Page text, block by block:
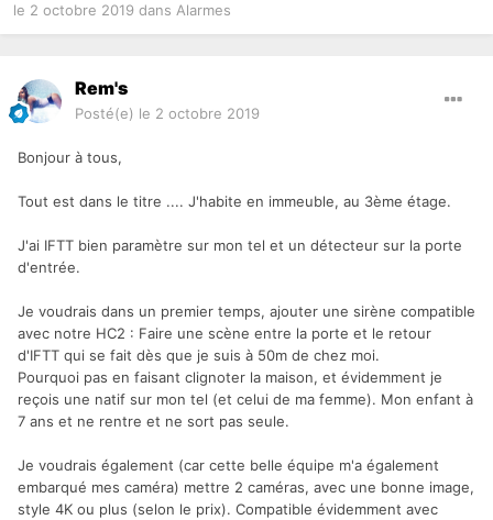
le 2 octobre 2019 dans Alarmes
Rem's
Posté(e) le 2 octobre 2019
Bonjour à tous,
Tout est dans le titre .... J'habite en immeuble, au 3ème étage.
J'ai IFTT bien paramètre sur mon tel et un détecteur sur la porte
d'entrée.
Je voudrais dans un premier temps, ajouter une sirène compatible
avec notre HC2 : Faire une scène entre la porte et le retour
d'IFTT qui se fait dès que je suis à 50m de chez moi.
Pourquoi pas en faisant clignoter la maison, et évidemment je
reçois une natif sur mon tel (et celui de ma femme). Mon enfant à
7 ans et ne rentre et ne sort pas seule.
Je voudrais également (car cette belle équipe m'a également
embarqué mes caméra) mettre 2 caméras, avec une bonne image,
style 4K ou plus (selon le prix). Compatible évidemment avec